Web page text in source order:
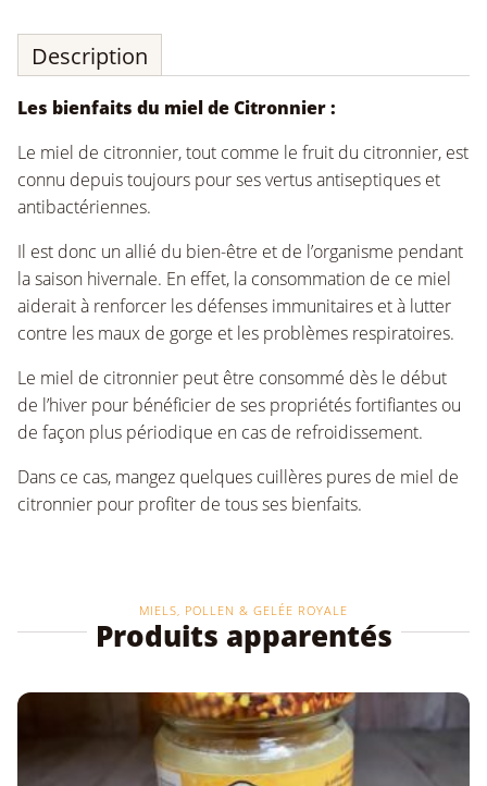
Description
Les bienfaits du miel de Citronnier:
Le miel de citronnier, tout comme le fruit du citronnier, est
connu depuis toujours pour ses vertus antiseptiques et
antibactériennes.
Il est donc un allié du bien-être et de l’organisme pendant
la saison hivernale. En effet, la consommation de ce miel
aiderait à renforcer les défenses immunitaires et à lutter
contre les maux de gorge et les problèmes respiratoires.
Le miel de citronnier peut être consommé dès le début
de l’hiver pour bénéficier de ses propriétés fortifiantes ou
de façon plus périodique en cas de refroidissement.
Dans ce cas, mangez quelques cuillères pures de miel de
citronnier pour profiter de tous ses bienfaits.
MIELS, POLLEN & GELÉE ROYALE
Produits apparentés